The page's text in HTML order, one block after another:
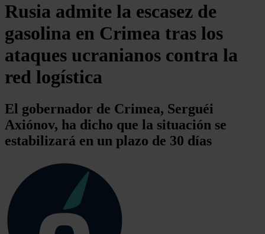
Rusia admite la escasez de
gasolina en Crimea tras los
ataques ucranianos contra la
red logística
El gobernador de Crimea, Serguéi
Axiónov, ha dicho que la situación se
estabilizará en un plazo de 30 días